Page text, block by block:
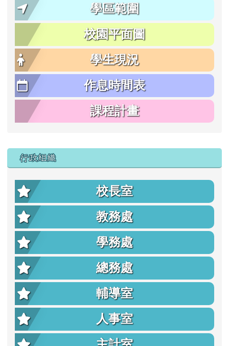
學區範圍
校園平面圖
學生現況
作息時間表
課程計畫
行政組織
校長室
教務處
學務處
總務處
輔導室
人事室